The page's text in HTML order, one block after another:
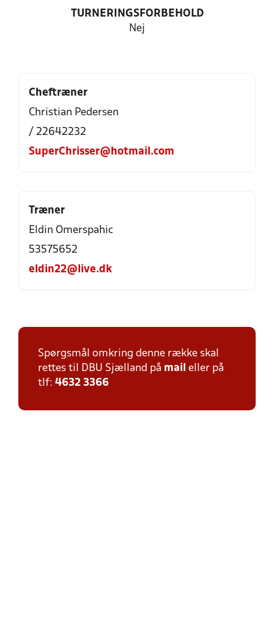
TURNERINGSFORBEHOLD
Nej
Cheftræner
Christian Pedersen
/ 22642232
SuperChrisser@hotmail.com
Træner
Eldin Omerspahic
53575652
eldin22@live.dk
Spørgsmål omkring denne række skal
rettes til DBU Sjælland på mail eller på
tlf: 4632 3366